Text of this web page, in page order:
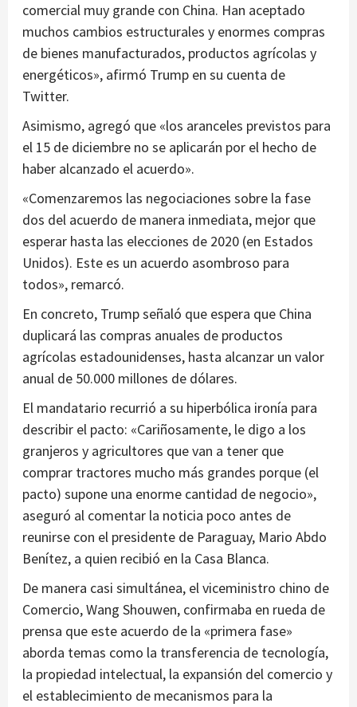
comercial muy grande con China. Han aceptado
muchos cambios estructurales y enormes compras
de bienes manufacturados, productos agrícolas y
energéticos», afirmó Trump en su cuenta de
Twitter.
Asimismo, agregó que «los aranceles previstos para
el 15 de diciembre no se aplicarán por el hecho de
haber alcanzado el acuerdo».
«Comenzaremos las negociaciones sobre la fase
dos del acuerdo de manera inmediata, mejor que
esperar hasta las elecciones de 2020 (en Estados
Unidos). Este es un acuerdo asombroso para
todos», remarcó.
En concreto, Trump señaló que espera que China
duplicará las compras anuales de productos
agrícolas estadounidenses, hasta alcanzar un valor
anual de 50.000 millones de dólares.
El mandatario recurrió a su hiperbólica ironía para
describir el pacto: «Cariñosamente, le digo a los
granjeros y agricultores que van a tener que
comprar tractores mucho más grandes porque (el
pacto) supone una enorme cantidad de negocio»,
aseguró al comentar la noticia poco antes de
reunirse con el presidente de Paraguay, Mario Abdo
Benítez, a quien recibió en la Casa Blanca.
De manera casi simultánea, el viceministro chino de
Comercio, Wang Shouwen, confirmaba en rueda de
prensa que este acuerdo de la «primera fase»
aborda temas como la transferencia de tecnología,
la propiedad intelectual, la expansión del comercio y
el establecimiento de mecanismos para la